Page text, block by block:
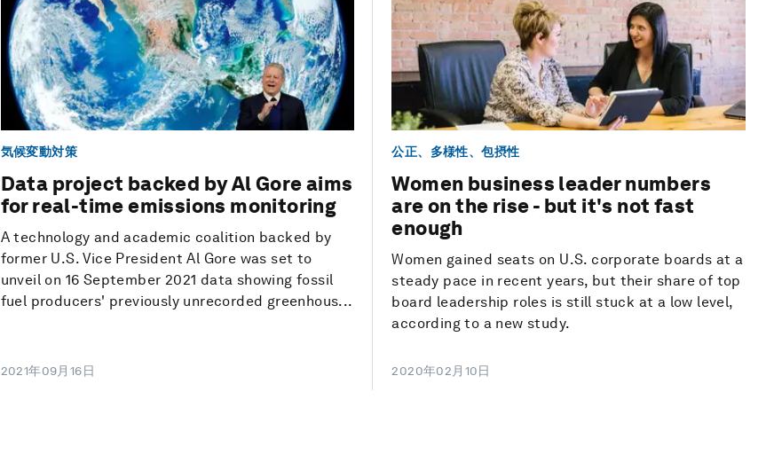
気候変動対策
Data project backed by Al Gore aims
for real-time emissions monitoring
A technology and academic coalition backed by
former U.S. Vice President Al Gore was set to
unveil on 16 September 2021 data showing fossil
fuel producers' previously unrecorded greenhous...
2021年09月16日
公正、多様性、包摂性
Women business leader numbers
are on the rise - but it's not fast
enough
Women gained seats on U.S. corporate boards at a
steady pace in recent years, but their share of top
board leadership roles is still stuck at a low level,
according to a new study.
2020年02月10日